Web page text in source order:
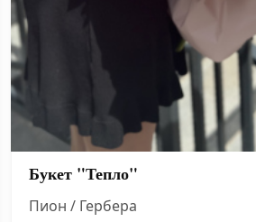
Букет "Тепло"
Пион / Гербера